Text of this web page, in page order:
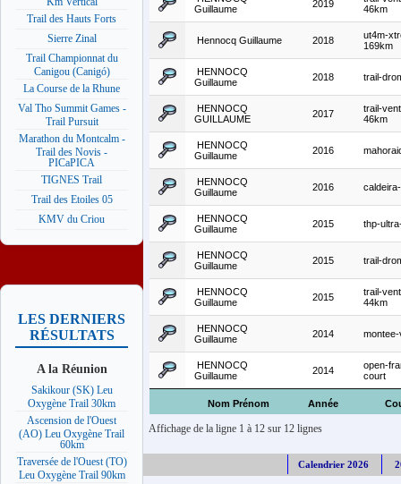
Trail des Hauts Forts
Sierre Zinal
Trail Championnat du
Canigou (Canigó)
La Course de la Rhune
Val Tho Summit Games -
Trail Pursuit
Marathon du Montcalm -
Trail des Novis -
PICaPICA
TIGNES Trail
Trail des Etoiles 05
KMV du Criou
LES DERNIERS
RÉSULTATS
A la Réunion
Sakikour (SK) Leu
Oxygène Trail 30km
Ascension de l'Ouest
(AO) Leu Oxygène Trail
60km
Traversée de l'Ouest (TO)
Leu Oxygène Trail 90km
Nom Prénom Année
Guillaume
2019
46km
Hennocq Guillaume 2018
ut4m-
169km
HENNOCQ
Guillaume
2018 trail-
HENNOCQ
GUILLAUME
2017
trail-
46km
HENNOCQ
Guillaume
2016
HENNOCQ
Guillaume
2016
HENNOCQ
Guillaume
2015 thp-
HENNOCQ
Guillaume
2015 trail-
HENNOCQ
Guillaume
2015
trail-
44km
HENNOCQ
Guillaume
2014
HENNOCQ
Guillaume
2014
open-
court
Affichage de la ligne 1 à 12 sur 12 lignes
Calendrier 2026